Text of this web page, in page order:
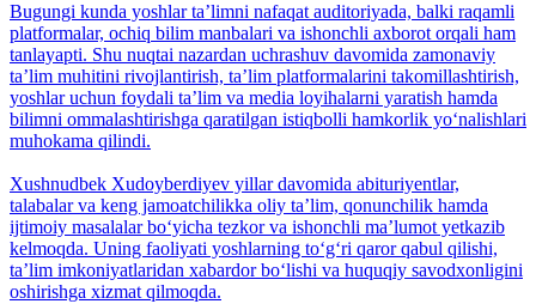
Bugungi kunda yoshlar taʼlimni nafaqat auditoriyada, balki raqamli
platformalar, ochiq bilim manbalari va ishonchli axborot orqali ham
tanlayapti. Shu nuqtai nazardan uchrashuv davomida zamonaviy
taʼlim muhitini rivojlantirish, taʼlim platformalarini takomillashtirish,
yoshlar uchun foydali taʼlim va media loyihalarni yaratish hamda
bilimni ommalashtirishga qaratilgan istiqbolli hamkorlik yo‘nalishlari
muhokama qilindi.
Xushnudbek Xudoyberdiyev yillar davomida abituriyentlar,
talabalar va keng jamoatchilikka oliy taʼlim, qonunchilik hamda
ijtimoiy masalalar bo‘yicha tezkor va ishonchli maʼlumot yetkazib
kelmoqda. Uning faoliyati yoshlarning to‘g‘ri qaror qabul qilishi,
taʼlim imkoniyatlaridan xabardor bo‘lishi va huquqiy savodxonligini
oshirishga xizmat qilmoqda.